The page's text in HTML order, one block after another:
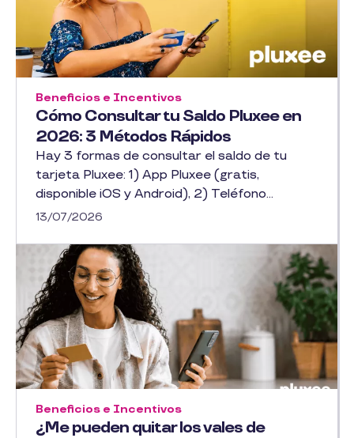
Cómo Consultar tu Saldo Pluxee en
2026: 3 Métodos Rápidos
Beneficios e Incentivos
Hay 3 formas de consultar el saldo de tu
tarjeta Pluxee: 1) App Pluxee (gratis,
disponible iOS y Android), 2) Teléfono...
13/07/2026
¿Me pueden quitar los vales de
Beneficios e Incentivos